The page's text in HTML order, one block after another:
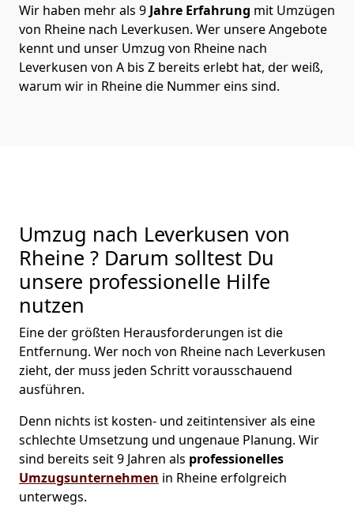
Wir haben mehr als 9 Jahre Erfahrung mit Umzügen
von Rheine nach Leverkusen. Wer unsere Angebote
kennt und unser Umzug von Rheine nach
Leverkusen von A bis Z bereits erlebt hat, der weiß,
warum wir in Rheine die Nummer eins sind.
Umzug nach Leverkusen von
Rheine ? Darum solltest Du
unsere professionelle Hilfe
nutzen
Eine der größten Herausforderungen ist die
Entfernung. Wer noch von Rheine nach Leverkusen
zieht, der muss jeden Schritt vorausschauend
ausführen.
Denn nichts ist kosten- und zeitintensiver als eine
schlechte Umsetzung und ungenaue Planung. Wir
sind bereits seit 9 Jahren als professionelles
Umzugsunternehmen in Rheine erfolgreich
unterwegs.